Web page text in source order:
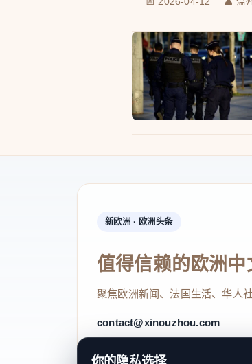
新欧洲 · 欧洲头条
值得信赖的欧洲中
聚焦欧洲新闻、法国生活、华人
contact@xinouzhou.com
服务支持、版权与合作：工作日
你的隐私选择